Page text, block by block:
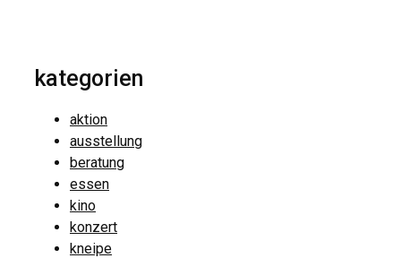
kategorien
aktion
ausstellung
beratung
essen
kino
konzert
kneipe